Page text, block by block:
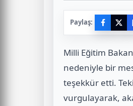
Paylaş:
Milli Eğitim
nedeniyle bir
teşekkür etti.
vurgulayarak,